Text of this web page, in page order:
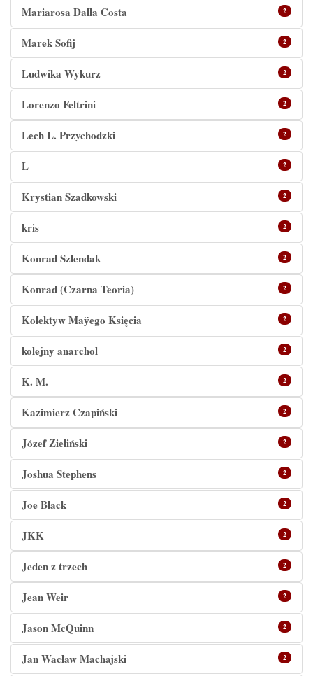
Mariarosa Dalla Costa 2
Marek Sofij 2
Ludwika Wykurz 2
Lorenzo Feltrini 2
Lech L. Przychodzki 2
L 2
Krystian Szadkowski 2
kris 2
Konrad Szlendak 2
Konrad (Czarna Teoria) 2
Kolektyw Maўego Księcia 2
kolejny anarchol 2
K. M. 2
Kazimierz Czapiński 2
Józef Zieliński 2
Joshua Stephens 2
Joe Black 2
JKK 2
Jeden z trzech 2
Jean Weir 2
Jason McQuinn 2
Jan Wacław Machajski 2